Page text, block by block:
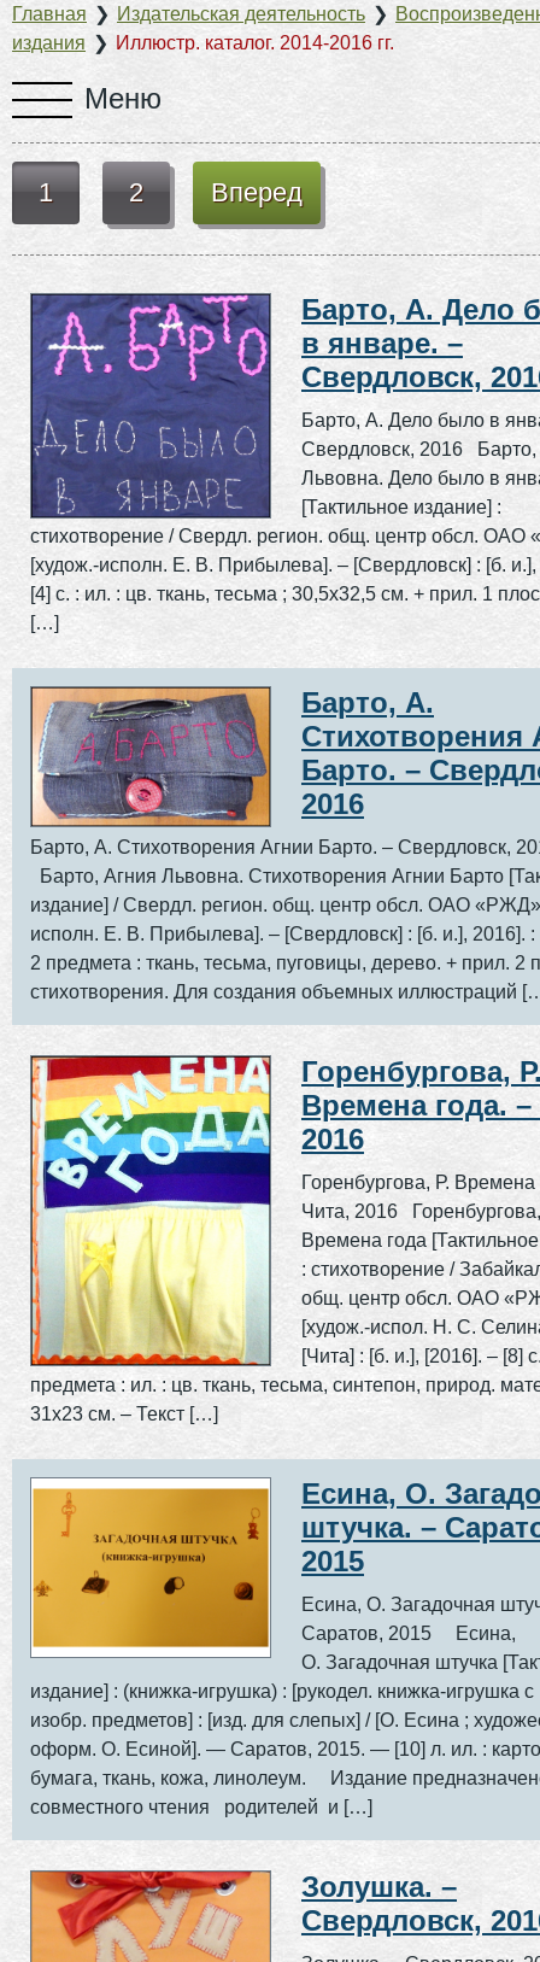
Главная ❯ Издательская деятельность ❯
издания ❯ Иллюстр. каталог. 2014-2016 гг.
Барто, А. Дело
в январе. –
Свердловск,
Барто, А. Дело было в
Свердловск, 2016 Барто,
Львовна. Дело было в
[Тактильное издание] :
стихотворение / Свердл. регион. общ. центр обсл. ОАО
[худож.-исполн. Е. В. Прибылева]. – [Свердловск] : [б. и.],
[4] c. : ил. : цв. ткань, тесьма ; 30,5х32,5 см. + прил. 1
[…]
Барто, А.
Стихотворения
Барто. –
2016
Барто, А. Стихотворения Агнии Барто. – Свердловск,
Барто, Агния Львовна. Стихотворения Агнии Барто
издание] / Свердл. регион. общ. центр обсл. ОАО
исполн. Е. В. Прибылева]. – [Свердловск] : [б. и.], 2016]. :
2 предмета : ткань, тесьма, пуговицы, дерево. + прил. 2
стихотворения. Для создания объемных иллюстраций
Горенбургова,
Времена года. –
2016
Горенбургова, Р. Времена
Чита, 2016
Времена года
: стихотворение /
общ. центр обсл. ОАО
[худож.-испол. Н. С.
[Чита] : [б. и.], [2016]. – [8]
предмета : ил. : цв. ткань, тесьма, синтепон, природ.
31х23 см. – Текст […]
Есина, О.
штучка. –
2015
Есина, О. Загадочная
Саратов, 2015 Есина,
О. Загадочная штучка
издание] : (книжка-игрушка) : [рукодел. книжка-игрушка с
изобр. предметов] : [изд. для слепых] / [О. Есина ;
оформ. О. Есиной]. — Саратов, 2015. — [10] л. ил. :
бумага, ткань, кожа, линолеум. Издание
совместного чтения родителей и […]
Золушка. –
Свердловск,
1 2 Вперед